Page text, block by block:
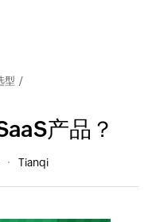
型 /
产品？
Tianqi